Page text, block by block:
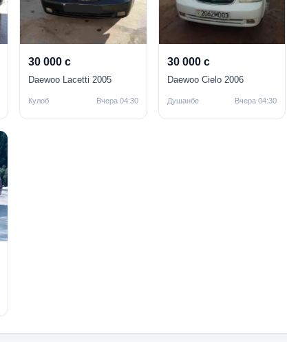
30 000 с
Daewoo Lacetti 2005
Кулоб Вчера 04:30
30 000 с
Daewoo Cielo 2006
Душанбе Вчера 04:30